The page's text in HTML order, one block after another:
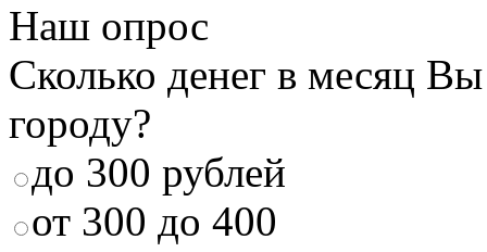
Наш опрос
Сколько денег в месяц
городу?
до 300 рублей
от 300 до 400